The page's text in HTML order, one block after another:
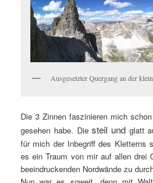
Ausgesetzter Quergang an der
Die 3 Zinnen faszinieren mich
gesehen habe. Diesteil und glatt
für mich der Inbegriff des Kletterns
es ein Traum von mir auf allen drei
beeindruckenden Nordwände zu